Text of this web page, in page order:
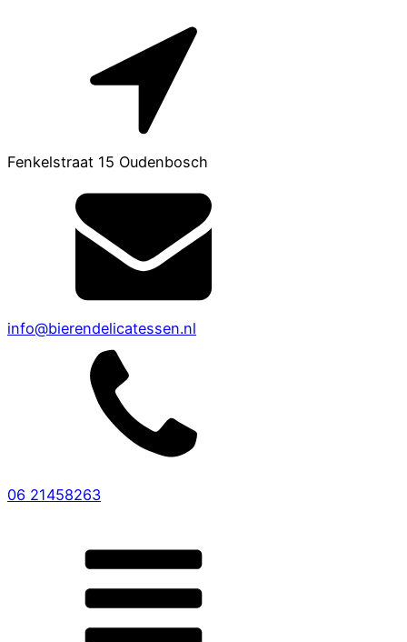
Fenkelstraat 15 Oudenbosch
info@bierendelicatessen.nl
06 21458263